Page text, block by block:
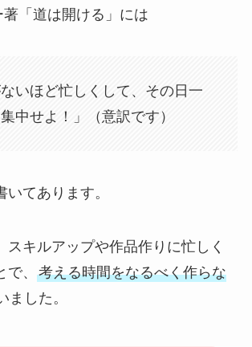
「道は開ける」には
ないほど忙しくして、その日一
中せよ！」（意訳です）
いてあります。
スキルアップや作品作りに忙しく
、 考える時間をなるべく作らな
ました。